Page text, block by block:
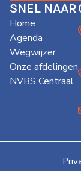
SNEL NAAR
Home
Agenda
Wegwijzer
Onze afdelingen
NVBS Centraal